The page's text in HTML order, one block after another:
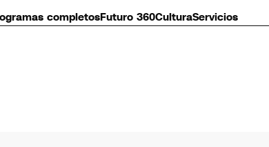
completosFuturo 360CulturaServicios